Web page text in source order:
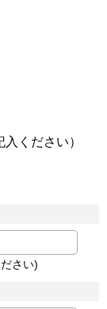
ください）
さい)